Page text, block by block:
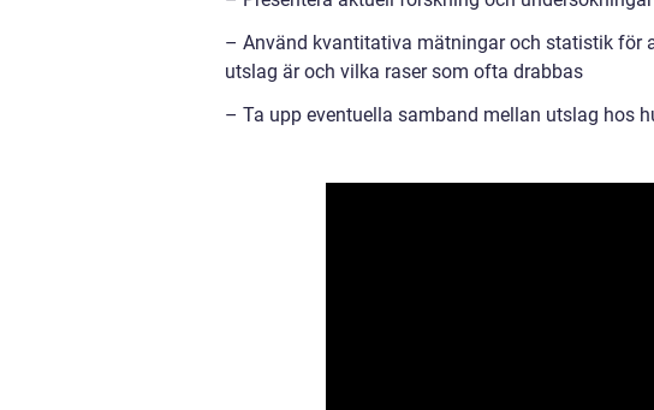
– Använd kvantitativa mätningar och statistik för
utslag är och vilka raser som ofta drabbas
– Ta upp eventuella samband mellan utslag hos